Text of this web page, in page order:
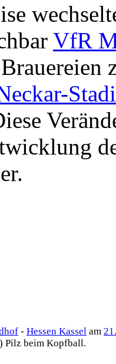
VfR
- Hessen Kassel am 21.
Pilz beim Kopfball.